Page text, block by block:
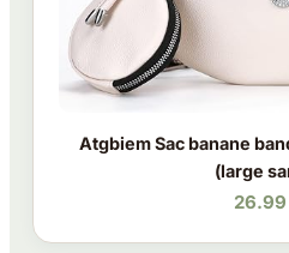
Atgbiem Sac banane
(large